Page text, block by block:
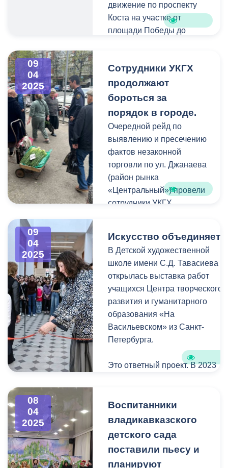
движение по проспекту
Коста на участке от
площади Победы до
режим. Это стало
возможным благодаря
успешному
обеспечивающего
питание подстанции № 15.
Спасибо за ваше
терпение и понимание!
Приятных поездок!
09
04
2025
Сотрудники УКГХ
продолжают
бороться за
порядок в городе.
Очередной рейд по
выявлению и пресечению
фактов незаконной
торговли по ул. Джанаева
(район рынка
«Центральный») провели
сотрудники УКГХ
торговля в неположенном
месте ведется в
нарушении действующего
законодательства, а
продукты, которыми
торгуют вне рынка, не
проходят проверку и могут
быть некачественными.
Важно! Сотрудники УКГХ
не изымают и не увозят
товар. Его только убирают
Напомним, что жителям
09
04
2025
Искусство объединяет
В Детской художественной
школе имени С.Д. Тавасиева
открылась выставка работ
учащихся Центра творческого
развития и гуманитарного
образования «На
Васильевском» из Санкт-
Петербурга.
Это ответный проект. В 2023
Владикавказской детской
художественной школы
дети...».
08
04
2025
Воспитанники
владикавказского
детского сада
поставили пьесу и
планируют